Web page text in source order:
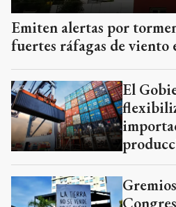
Emiten alertas por
fuertes ráfagas de viento
El